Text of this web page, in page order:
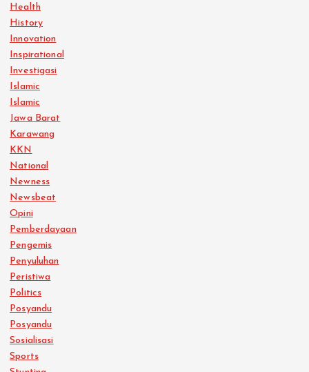
Health
History
Innovation
Inspirational
Investigasi
Islamic
Islamic
Jawa Barat
Karawang
KKN
National
Newness
Newsbeat
Opini
Pemberdayaan
Pengemis
Penyuluhan
Peristiwa
Politics
Posyandu
Posyandu
Sosialisasi
Sports